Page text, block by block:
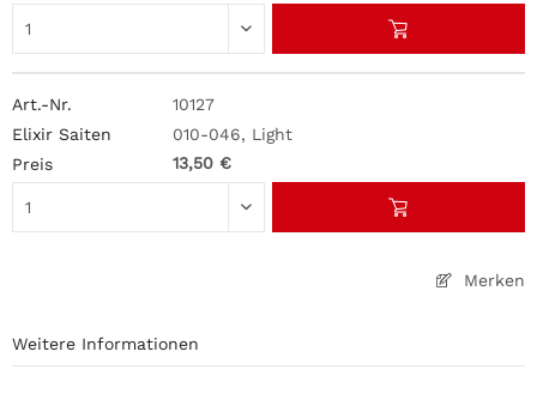
Merken
10127
010-046, Light
13,50 €
Weitere Informationen